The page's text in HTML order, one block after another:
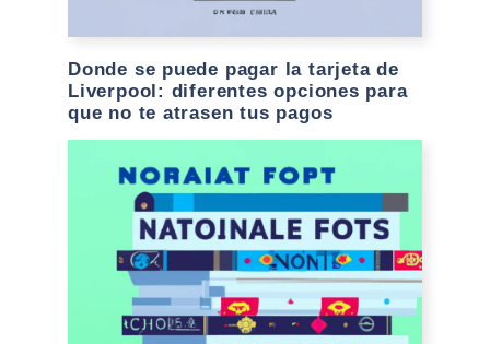
Donde se puede pagar la tarjeta de
Liverpool: diferentes opciones para
que no te atrasen tus pagos